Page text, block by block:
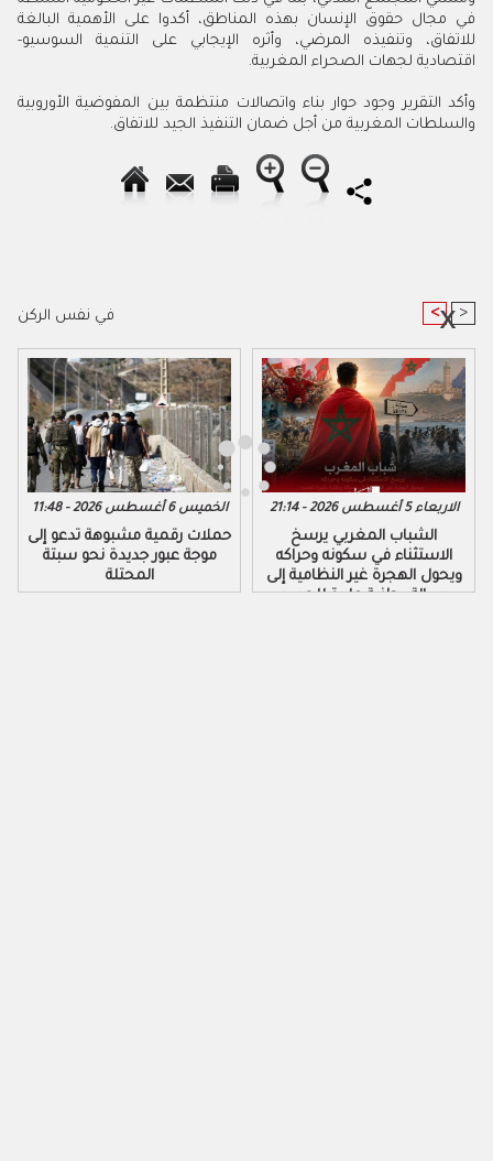
‬للاتفاق،‭ ‬وتنفيذه‭ ‬المرضي،‭ ‬وأثره‭ ‬الإيجابي‭ ‬على‭ ‬التنمية‭ ‬السوسيو‭-
‬اقتصادية‭ ‬لجهات‭ ‬الصحراء‭ ‬المغربية‭.‬
‬والسلطات‭ ‬المغربية‭ ‬من‭ ‬أجل‭ ‬ضمان‭ ‬التنفيذ‭ ‬الجيد‭ ‬للاتفاق‭.‬
في نفس الركن < >
الخميس 6 أغسطس 2026 - 11:48
حملات رقمية مشبوهة تدعو إلى
موجة عبور جديدة نحو سبتة
المحتلة
الاربعاء 5 أغسطس 2026 - 21:14
الشباب المغربي يرسخ
الاستثناء في سكونه وحراكه
ويحول الهجرة غير النظامية إلى
رسالة وطنية عابرة للحدود